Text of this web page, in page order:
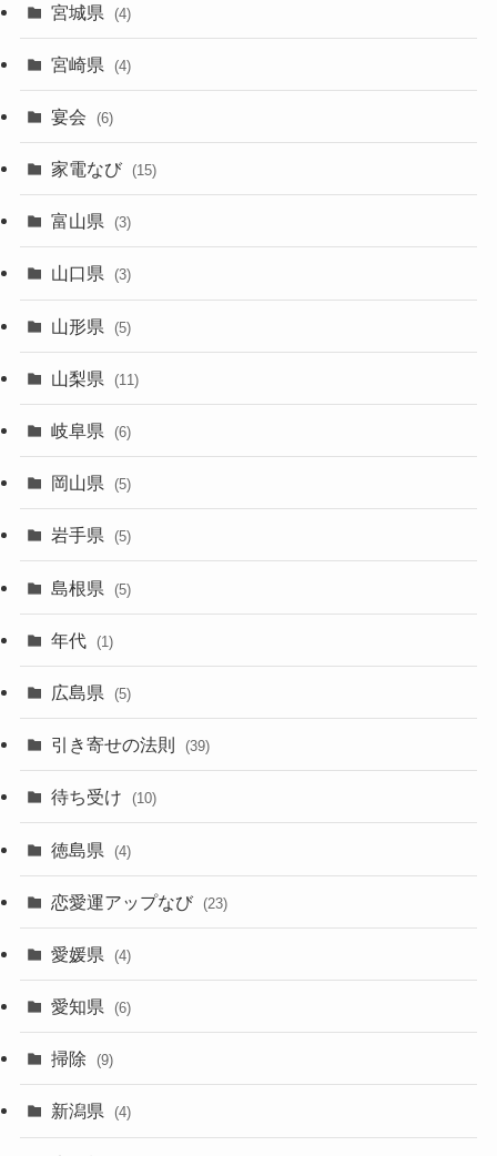
宮城県 (4)
宮崎県 (4)
宴会 (6)
家電なび (15)
富山県 (3)
山口県 (3)
山形県 (5)
山梨県 (11)
岐阜県 (6)
岡山県 (5)
岩手県 (5)
島根県 (5)
年代 (1)
広島県 (5)
引き寄せの法則 (39)
待ち受け (10)
徳島県 (4)
恋愛運アップなび (23)
愛媛県 (4)
愛知県 (6)
掃除 (9)
新潟県 (4)